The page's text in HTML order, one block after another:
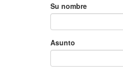
Su nombre
Asunto